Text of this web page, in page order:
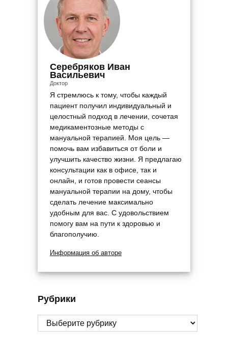
Серебряков Иван
Васильевич
Доктор
Я стремлюсь к тому, чтобы каждый
пациент получил индивидуальный и
целостный подход в лечении, сочетая
медикаментозные методы с
мануальной терапией. Моя цель —
помочь вам избавиться от боли и
улучшить качество жизни. Я предлагаю
консультации как в офисе, так и
онлайн, и готов провести сеансы
мануальной терапии на дому, чтобы
сделать лечение максимально
удобным для вас. С удовольствием
помогу вам на пути к здоровью и
благополучию.
Информация об авторе
Рубрики
Рубрики